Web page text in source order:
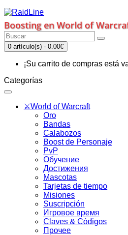
Boosting en World of
0 artículo(s) - 0.00€
¡Su carrito de compras está
Categorías
⚔️World of Warcraft
Oro
Bandas
Calabozos
Boost de Personaje
PvP
Обучение
Достижения
Mascotas
Tarjetas de tiempo
Misiones
Suscripción
Игровое время
Claves & Códigos
Прочее